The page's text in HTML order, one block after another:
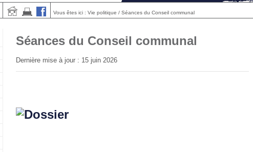
Vous êtes ici : Vie politique / Séances du Conseil communal
Séances du Conseil communal
Dernière mise à jour : 15 juin 2026